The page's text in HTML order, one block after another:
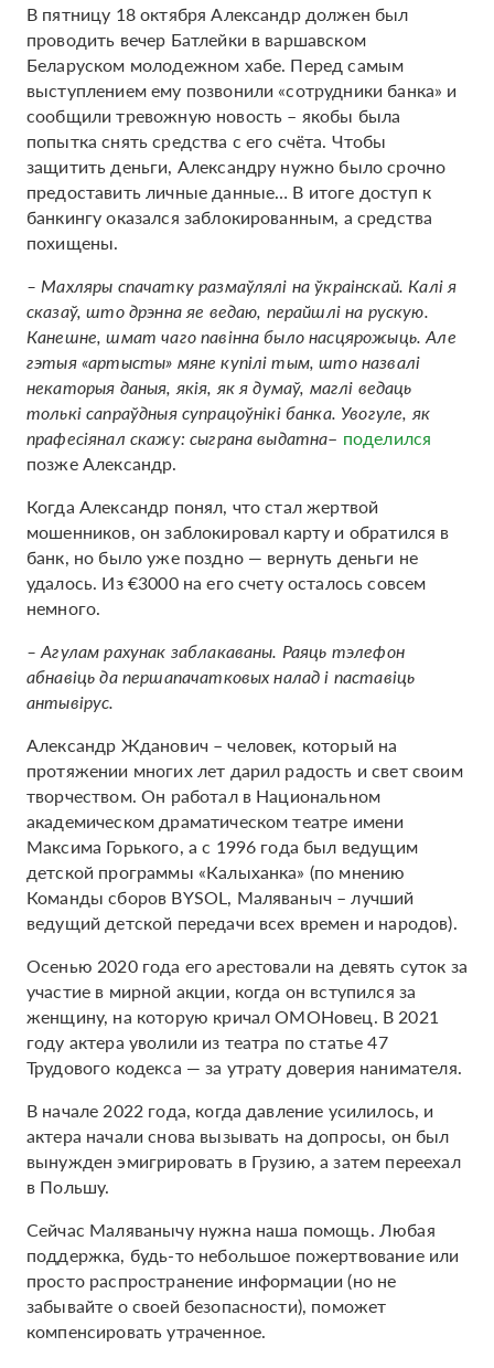
В пятницу 18 октября Александр должен был
проводить вечер Батлейки в варшавском
Беларуском молодежном хабе. Перед самым
выступлением ему позвонили «сотрудники банка» и
сообщили тревожную новость – якобы была
попытка снять средства с его счёта. Чтобы
защитить деньги, Александру нужно было срочно
предоставить личные данные… В итоге доступ к
банкингу оказался заблокированным, а средства
похищены.
– Махляры спачатку размаўлялі на ўкраінскай. Калі я
сказаў, што дрэнна яе ведаю, перайшлі на рускую.
Канешне, шмат чаго павінна было насцярожыць. Але
гэтыя «артысты» мяне купілі тым, што назвалі
некаторыя даныя, якія, як я думаў, маглі ведаць
толькі сапраўдныя супрацоўнікі банка. Увогуле, як
прафесіянал скажу: сыграна выдатна– поделился
позже Александр.
Когда Александр понял, что стал жертвой
мошенников, он заблокировал карту и обратился в
банк, но было уже поздно — вернуть деньги не
удалось. Из €3000 на его счету осталось совсем
немного.
– Агулам рахунак заблакаваны. Раяць тэлефон
абнавіць да першапачатковых налад і паставіць
антывірус.
Александр Жданович – человек, который на
протяжении многих лет дарил радость и свет своим
творчеством. Он работал в Национальном
академическом драматическом театре имени
Максима Горького, а с 1996 года был ведущим
детской программы «Калыханка» (по мнению
Команды сборов BYSOL, Маляваныч – лучший
ведущий детской передачи всех времен и народов).
Осенью 2020 года его арестовали на девять суток за
участие в мирной акции, когда он вступился за
женщину, на которую кричал ОМОНовец. В 2021
году актера уволили из театра по статье 47
Трудового кодекса — за утрату доверия нанимателя.
В начале 2022 года, когда давление усилилось, и
актера начали снова вызывать на допросы, он был
вынужден эмигрировать в Грузию, а затем переехал
в Польшу.
Сейчас Маляванычу нужна наша помощь. Любая
поддержка, будь-то небольшое пожертвование или
просто распространение информации (но не
забывайте о своей безопасности), поможет
компенсировать утраченное.